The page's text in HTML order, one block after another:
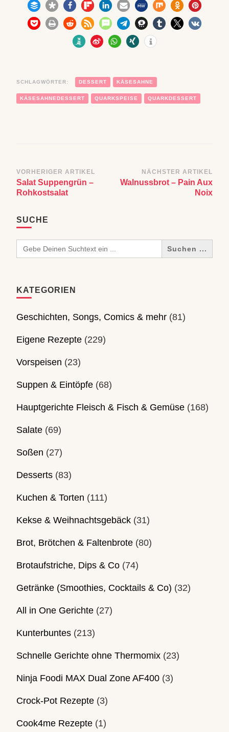
SCHLAGWÖRTER: DESSERT KÄSESAHNE
KÄSESAHNEDESSERT QUARKSPEISE QUARKDESSERT
Beitragsnavigation
VORHERIGER ARTIKEL
Salat Suppengrün –
Rohkostsalat
NÄCHSTER ARTIKEL
Walnussbrot – Pain Aux
Noix
SUCHE
Search
for:
KATEGORIEN
Geschichten, Songs, Comics & mehr (81)
Eigene Rezepte (229)
Vorspeisen (23)
Suppen & Eintöpfe (68)
Hauptgerichte Fleisch & Fisch & Gemüse (168)
Salate (69)
Soßen (27)
Desserts (83)
Kuchen & Torten (111)
Kekse & Weihnachtsgebäck (31)
Brot, Brötchen & Faltenbrote (80)
Brotaufstriche, Dips & Co (74)
Getränke (Smoothies, Cocktails & Co) (32)
All in One Gerichte (27)
Kunterbuntes (213)
Schnelle Gerichte ohne Thermomix (23)
Ninja Foodi MAX Dual Zone AF400 (3)
Crock-Pot Rezepte (3)
Cook4me Rezepte (1)